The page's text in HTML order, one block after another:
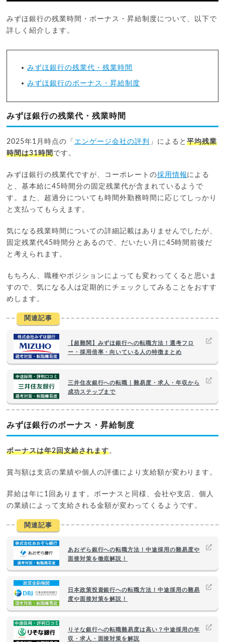
みずほ銀行の残業時間・ボーナス・昇給制度について、以下で
詳しく紹介します。
みずほ銀行の残業代・残業時間
みずほ銀行のボーナス・昇給制度
みずほ銀行の残業代・残業時間
2025年1月時点の「 エンゲージ会社の評判 」によると平均残業
時間は31時間です。
みずほ銀行の残業代ですが、コーポレートの採用情報による
と、基本給に45時間分の固定残業代が含まれているようで
す。また、超過分についても時間外勤務時間に応じてしっかり
と支払ってもらえます。
気になる残業時間についての詳細記載はありませんでしたが、
固定残業代45時間分とあるので、だいたい月に45時間前後だ
と考えられます。
もちろん、職種やポジションによっても変わってくると思いま
すので、気になる人は定期的にチェックしてみることをおすす
めします。
関連記事
【超難関】みずほ銀行への転職方法！選考フロ
ー・採用倍率・向いている人の特徴まとめ
三井住友銀行への転職｜難易度・求人・年収から
成功ステップまで
みずほ銀行のボーナス・昇給制度
ボーナスは年2回支給されます。
賞与額は支店の業績や個人の評価により支給額が変わります。
昇給は年に1回あります。ボーナスと同様、会社や支店、個人
の業績によって支給される金額が変わってくるようです。
関連記事
あおぞら銀行への転職方法！中途採用の難易度や
面接対策を徹底解説！
日本政策投資銀行への転職方法！中途採用の難易
度や面接対策を解説！
りそな銀行への転職難易度は高い？中途採用の年
収・求人・面接対策を解説